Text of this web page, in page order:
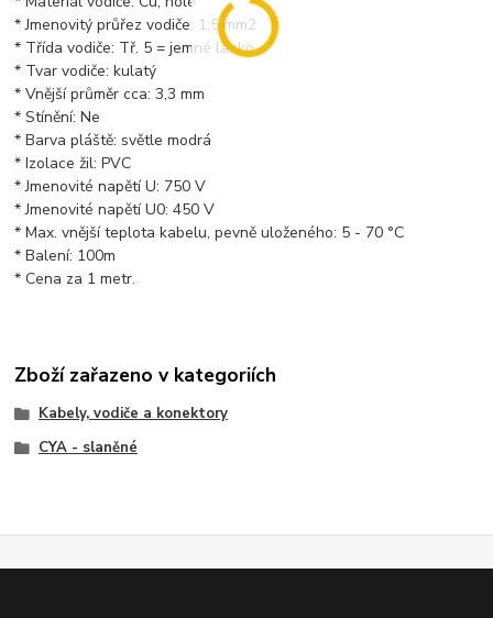
* Jmenovitý průřez vodiče: 1,5 mm2
* Třída vodiče: Tř. 5 = jemné lanko
* Tvar vodiče: kulatý
* Vnější průměr cca: 3,3 mm
* Stínění: Ne
* Barva pláště: světle modrá
* Izolace žil: PVC
* Jmenovité napětí U: 750 V
* Jmenovité napětí U0: 450 V
* Max. vnější teplota kabelu, pevně uloženého: 5 - 70 °C
* Balení: 100m
* Cena za 1 metr.
Zboží zařazeno v kategoriích
Kabely, vodiče a konektory
CYA - slaněné